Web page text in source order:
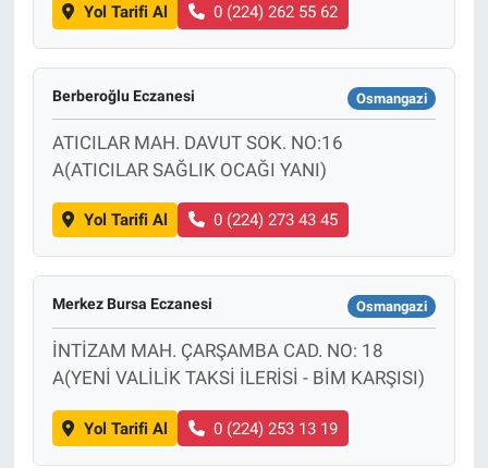
Yol Tarifi Al 0 (224) 262 55 62
Berberoğlu Eczanesi Osmangazi
ATICILAR MAH. DAVUT SOK. NO:16
A(ATICILAR SAĞLIK OCAĞI YANI)
Yol Tarifi Al 0 (224) 273 43 45
Merkez Bursa Eczanesi Osmangazi
İNTİZAM MAH. ÇARŞAMBA CAD. NO: 18
A(YENİ VALİLİK TAKSİ İLERİSİ - BİM KARŞISI)
Yol Tarifi Al 0 (224) 253 13 19